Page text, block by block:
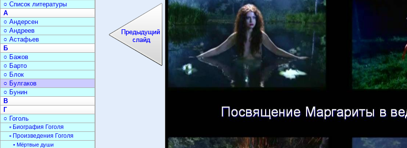
○ Список литературы
А
○ Андерсен
○ Андреев
○ Астафьев
Б
○ Бажов
○ Барто
○ Блок
○ Булгаков
○ Бунин
В
Г
○ Гоголь
▫ Биография Гоголя
▫ Произведения Гоголя
• Мёртвые души